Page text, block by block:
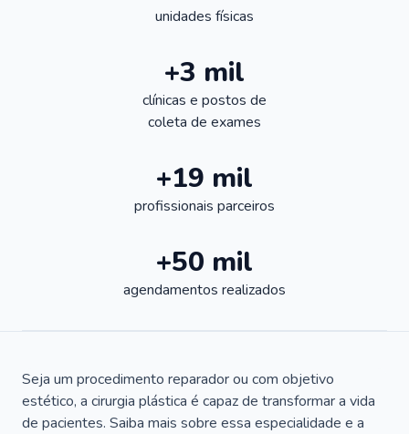
unidades físicas
+3 mil
clínicas e postos de
coleta de exames
+19 mil
profissionais parceiros
+50 mil
agendamentos realizados
Seja um procedimento reparador ou com objetivo
estético, a cirurgia plástica é capaz de transformar a vida
de pacientes. Saiba mais sobre essa especialidade e a